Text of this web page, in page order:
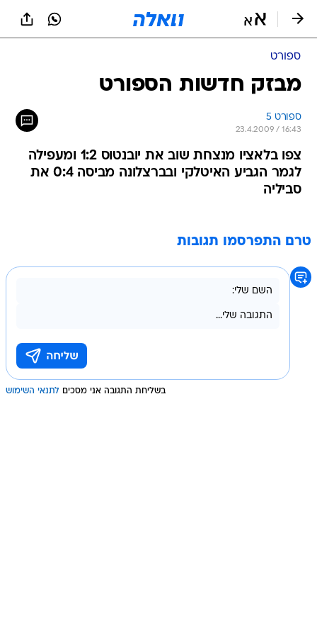
ספורט
מבזק חדשות הספורט
ספורט 5
23.4.2009 / 16:43
צפו בלאציו מנצחת שוב את יובנטוס 1:2 ומעפילה
לגמר הגביע האיטלקי ובברצלונה מביסה 0:4 את
סביליה
טרם התפרסמו תגובות
בשליחת התגובה אני מסכים לתנאי השימוש